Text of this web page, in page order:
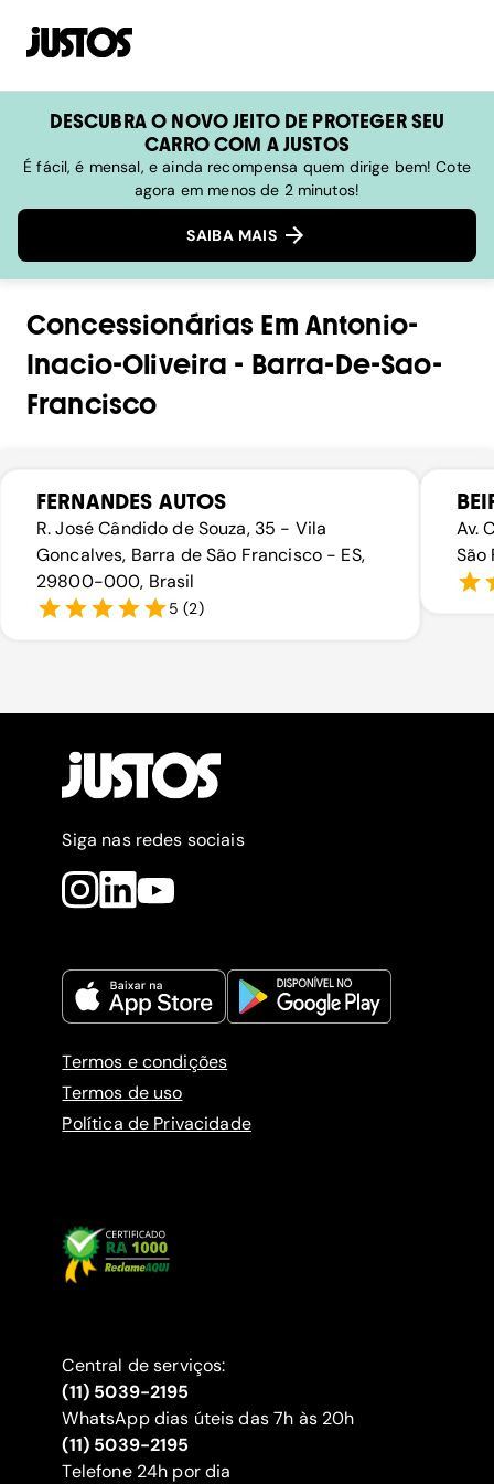
DESCUBRA O NOVO JEITO DE PROTEGER SEU
CARRO COM A JUSTOS
É fácil, é mensal, e ainda recompensa quem dirige bem! Cote
agora em menos de 2 minutos!
SAIBA MAIS
Concessionárias Em Antonio-
Inacio-Oliveira - Barra-De-Sao-
Francisco
FERNANDES AUTOS
R. José Cândido de Souza, 35 - Vila
Goncalves, Barra de São Francisco - ES,
29800-000, Brasil
5 (2)
Av.
Siga nas redes sociais
Termos e condições
Termos de uso
Política de Privacidade
Central de serviços:
(11) 5039-2195
WhatsApp dias úteis das 7h às 20h
(11) 5039-2195
‍Telefone 24h por dia